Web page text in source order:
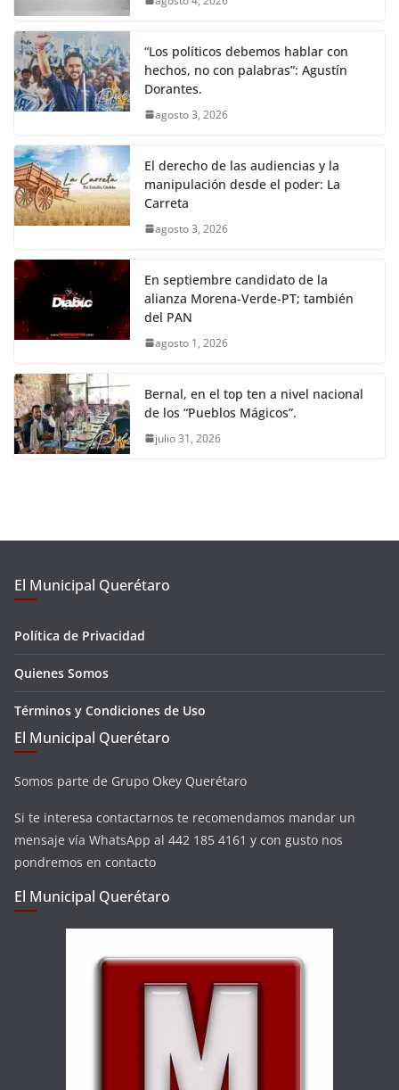
“Los políticos debemos hablar con
hechos, no con palabras”: Agustín
Dorantes.
agosto 3, 2026
El derecho de las audiencias y la
manipulación desde el poder: La
Carreta
agosto 3, 2026
En septiembre candidato de la
alianza Morena-Verde-PT; también
del PAN
agosto 1, 2026
Bernal, en el top ten a nivel nacional
de los “Pueblos Mágicos”.
julio 31, 2026
El Municipal Querétaro
Política de Privacidad
Quienes Somos
Términos y Condiciones de Uso
El Municipal Querétaro
Somos parte de Grupo Okey Querétaro
Si te interesa contactarnos te recomendamos mandar un
mensaje vía WhatsApp al 442 185 4161 y con gusto nos
pondremos en contacto
El Municipal Querétaro